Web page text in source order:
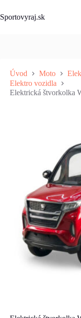
to
content
Sportovyraj.sk
Úvod Moto
Elektro vozidla
Elektrická štvorkolka